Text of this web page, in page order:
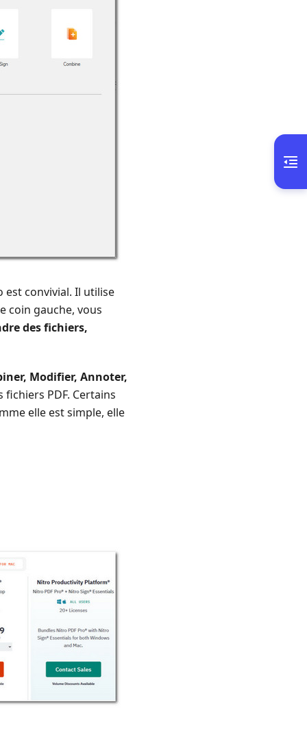
est convivial. Il utilise
coin gauche, vous
des fichiers,
Modifier, Annoter,
PDF. Certains
elle est simple, elle